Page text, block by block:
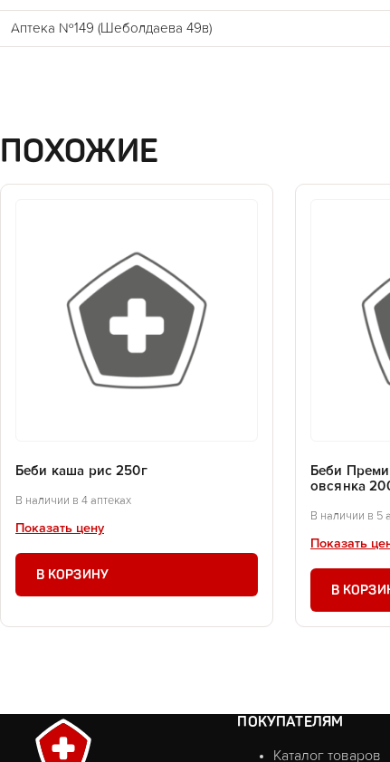
Аптека №149 (Шеболдаева 49в)
ПОХОЖИЕ
Беби каша рис 250г
В наличии в 4 аптеках
Показать цену
В КОРЗИНУ
Беби
овсянка
В наличии в 5
Показать
В
ПОКУПАТЕЛЯМ
Каталог товаров